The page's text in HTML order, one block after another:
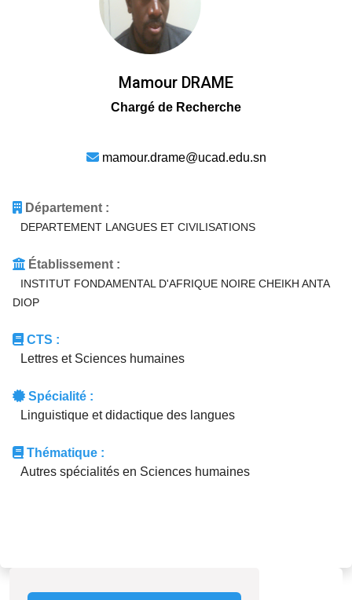
Mamour DRAME
Chargé de Recherche
mamour.drame@ucad.edu.sn
Département :
DEPARTEMENT LANGUES ET CIVILISATIONS
Établissement :
INSTITUT FONDAMENTAL D'AFRIQUE NOIRE CHEIKH ANTA
DIOP
CTS :
Lettres et Sciences humaines
Spécialité :
Linguistique et didactique des langues
Thématique :
Autres spécialités en Sciences humaines